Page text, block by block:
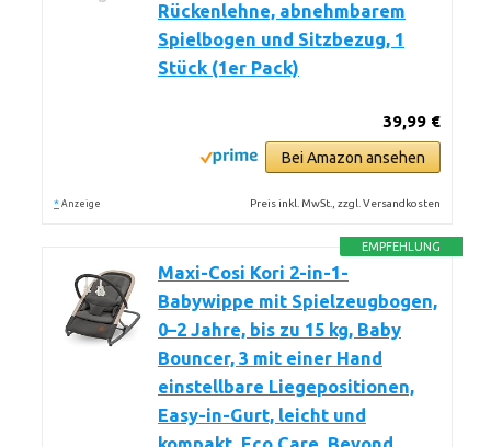
Rückenlehne, abnehmbarem
Spielbogen und Sitzbezug, 1
Stück (1er Pack)
39,99 €
Bei Amazon ansehen
* Anzeige Preis inkl. MwSt., zzgl. Versandkosten
EMPFEHLUNG
Maxi-Cosi Kori 2-in-1-
Babywippe mit Spielzeugbogen,
0–2 Jahre, bis zu 15 kg, Baby
Bouncer, 3 mit einer Hand
einstellbare Liegepositionen,
Easy-in-Gurt, leicht und